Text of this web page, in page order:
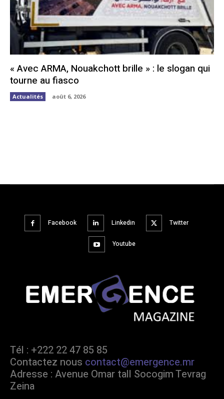
« Avec ARMA, Nouakchott brille » : le slogan qui
tourne au fiasco
Actualités août 6, 2026
Facebook Linkedin Twitter
Youtube
Tél : +222 22 47 85 85
Contactez nous contact@emergence.mr
Adresse : Avenue Omar tall Socogim Tevrag
Zeina